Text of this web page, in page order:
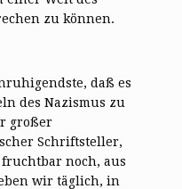
zu können.
daß es
des Nazismus zu
großer
Schriftsteller,
noch, aus
wir täglich, in